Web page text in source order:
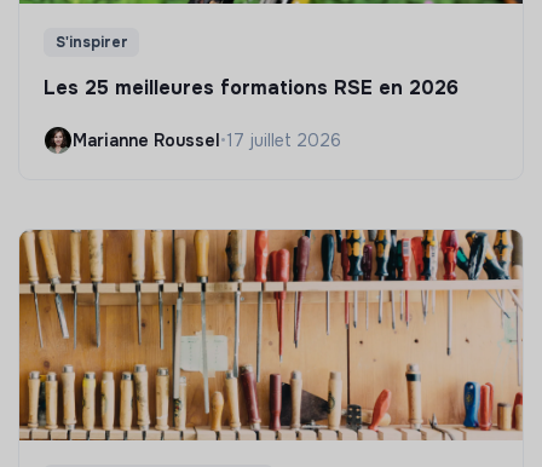
S'inspirer
Les 25 meilleures formations RSE en 2026
Marianne Roussel•17 juillet 2026